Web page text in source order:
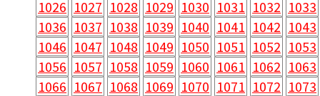
1026 1027 1028 1029 1030 1031 1032 1033
1036 1037 1038 1039 1040 1041 1042 1043
1046 1047 1048 1049 1050 1051 1052 1053
1056 1057 1058 1059 1060 1061 1062 1063
1066 1067 1068 1069 1070 1071 1072 1073